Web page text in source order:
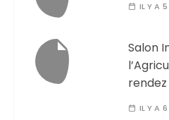
IL Y A
Salon
IL Y A